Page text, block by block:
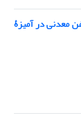
معدنی در آمیزۀ